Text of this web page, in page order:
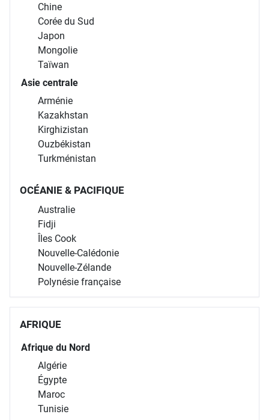
Chine
Corée du Sud
Japon
Mongolie
Taïwan
Asie centrale
Arménie
Kazakhstan
Kirghizistan
Ouzbékistan
Turkménistan
OCÉANIE & PACIFIQUE
Australie
Fidji
Îles Cook
Nouvelle-Calédonie
Nouvelle-Zélande
Polynésie française
AFRIQUE
Afrique du Nord
Algérie
Égypte
Maroc
Tunisie